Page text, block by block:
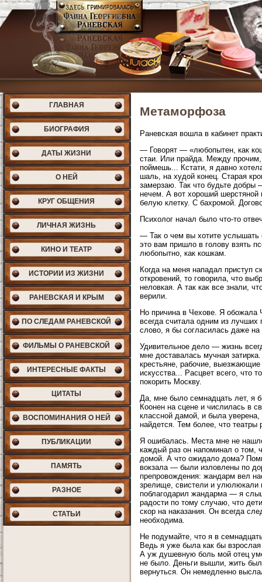
ГЛАВНАЯ
БИОГРАФИЯ
ДАТЫ ЖИЗНИ
О НЕЙ
КРУГ ОБЩЕНИЯ
ЛИЧНАЯ ЖИЗНЬ
КИНО И ТЕАТР
ИСТОРИИ ИЗ ЖИЗНИ
РАНЕВСКАЯ И КРЫМ
ПО СЛЕДАМ РАНЕВСКОЙ
ФИЛЬМЫ О РАНЕВСКОЙ
ИНТЕРЕСНЫЕ ФАКТЫ
ЦИТАТЫ
ВОСПОМИНАНИЯ О НЕЙ
ПУБЛИКАЦИИ
ПАМЯТЬ
РАЗНОЕ
СТАТЬИ
Метаморфоза
Раневская вошла в кабинет
— Говорят — «любопытен, как
стаи. Или прайда. Между
поймешь... Кстати, я давно
шаль, на худой конец. Старая
замерзаю. Так что будьте добры
нечем. А вот хороший
белую клетку. С бахромой.
Психолог начал было что-то
— Так о чем вы хотите услышать
это вам пришло в голову взять
любопытно, как кошкам.
Когда на меня нападал приступ
откровений, то говорила, что
неловкая. А так как все знали,
верили.
Но причина в Чехове. Я обожала
всегда считала одним из
слово, я бы согласилась даже
Удивительное дело — жизнь
мне доставалась мучная
крестьяне, рабочие,
искусства... Расцвет всего, что
покорить Москву.
Да, мне было семнадцать лет, я
Коонен на сцене и числилась в
классной дамой, и была уверена,
найдется. Тем более, что театры
Я ошибалась. Места мне не
каждый раз он напоминал о том,
домой. А что ожидало дома?
вокзала — были изловлены по
препровождения: жандарм вел
зрелище, свистели и улюлюкали
поблагодарил жандарма — я
радости по тому случаю, что
скор на наказания. Он всегда
необходима.
Не подумайте, что я в
Ведь я уже была как бы
А уж душевную боль мой отец
не было. Деньги вышли, жить
вернуться. Он немедленно